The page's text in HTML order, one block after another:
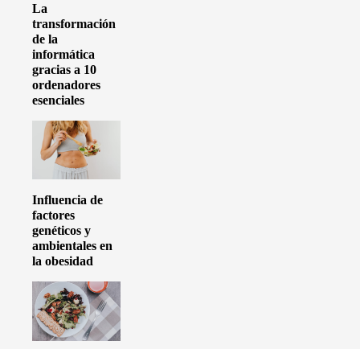
La
transformación
de la
informática
gracias a 10
ordenadores
esenciales
Influencia de
factores
genéticos y
ambientales en
la obesidad